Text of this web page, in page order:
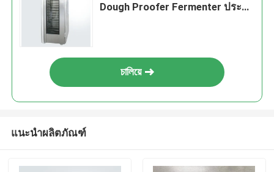
Dough Proofer Fermenter ประตู
চালিয়ে
แนะนำผลิตภัณฑ์